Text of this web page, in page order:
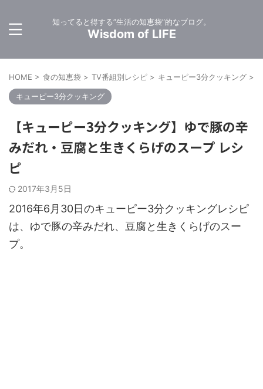
知ってると得する”生活の知恵袋”的なブログ。
Wisdom of LIFE
HOME > 食の知恵袋 > TV番組別レシピ > キューピー3分クッキング >
キューピー3分クッキング
【キューピー3分クッキング】ゆで豚の辛
みだれ・豆腐と生きくらげのスープ レシ
ピ
2017年3月5日
2016年6月30日のキューピー3分クッキングレシピ
は、ゆで豚の辛みだれ、豆腐と生きくらげのスー
プ。